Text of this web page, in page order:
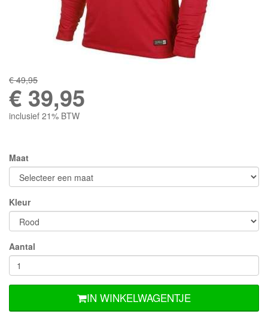
€ 49,95
€ 39,95
inclusief 21% BTW
Maat
Kleur
Aantal
IN WINKELWAGENTJE